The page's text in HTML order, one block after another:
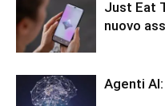
Just Eat
nuovo
Agenti